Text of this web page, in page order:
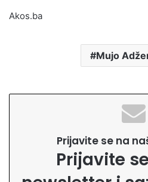
Akos.ba
Mujo
Prijavite se na
Prijavite